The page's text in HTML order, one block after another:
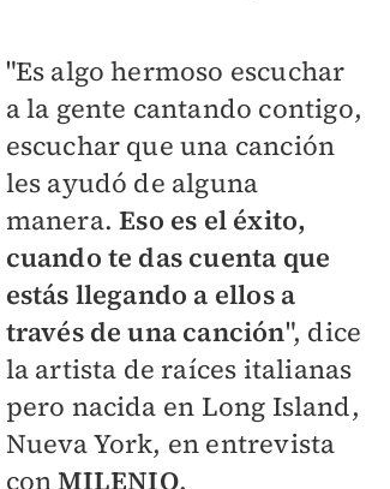
"Es algo hermoso escuchar
a la gente cantando contigo,
escuchar que una canción
les ayudó de alguna
manera.Eso es el éxito,
cuando te das cuenta que
estás llegando a ellos a
través de una canción", dice
la artista de raíces italianas
pero nacida en Long Island,
Nueva York, en entrevista
conMILENIO.